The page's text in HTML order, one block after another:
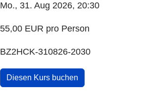
Mo., 31. Aug 2026, 20:30
55,00 EUR pro Person
BZ2HCK-310826-2030
Diesen Kurs buchen